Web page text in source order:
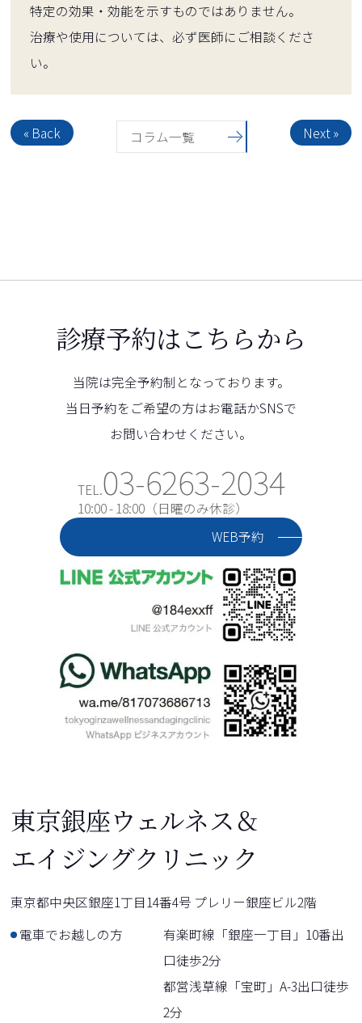
特定の効果・効能を示すものではありません。
治療や使用については、必ず医師にご相談くださ
い。
« Back コラム一覧 Next »
診療予約はこちらから
当院は完全予約制となっております。
当日予約をご希望の方はお電話かSNSで
お問い合わせください。
TEL.03-6263-2034
10:00 - 18:00（日曜のみ休診）
WEB予約
東京銀座ウェルネス＆
エイジングクリニック
東京都中央区銀座1丁目14番4号 プレリー銀座ビル2階
電車でお越しの方
有楽町線「銀座一丁目」10番出
口徒歩2分
都営浅草線「宝町」A-3出口徒歩
2分